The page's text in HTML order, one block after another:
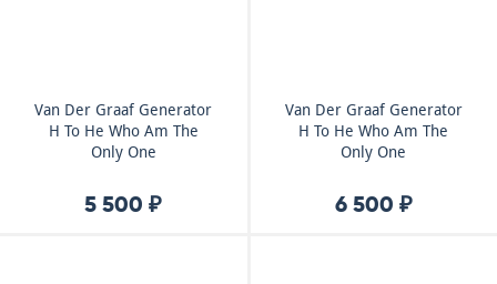
Van Der Graaf Generator
H To He Who Am The
Only One
5 500 ₽
Van Der Graaf Generator
H To He Who Am The
Only One
6 500 ₽